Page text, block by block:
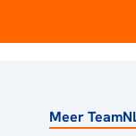
Meer